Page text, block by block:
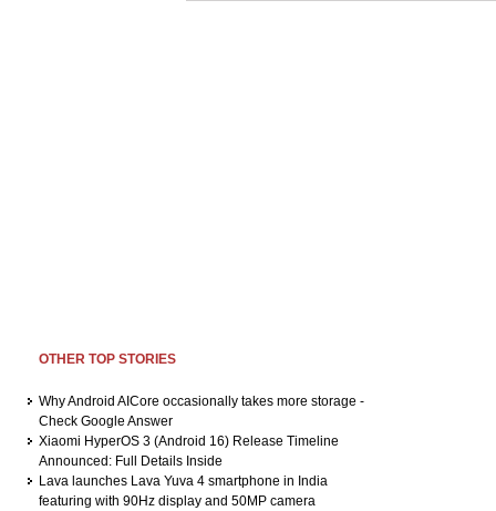
OTHER TOP STORIES
Why Android AICore occasionally takes more storage -
Check Google Answer
Xiaomi HyperOS 3 (Android 16) Release Timeline
Announced: Full Details Inside
Lava launches Lava Yuva 4 smartphone in India
featuring with 90Hz display and 50MP camera